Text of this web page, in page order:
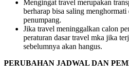
Mengingat travel merupakan
berharap bisa saling menghormati
penumpang.
Jika travel meninggalkan calon
peraturan dasar travel mka jika
sebelumnya akan hangus.
PERUBAHAN JADWAL DAN